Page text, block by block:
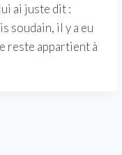
ai juste dit :
soudain, il y a eu
reste appartient à